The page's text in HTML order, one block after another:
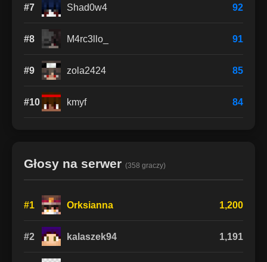
#7 Shad0w4 92
#8 M4rc3llo_ 91
#9 zola2424 85
#10 kmyf 84
Głosy na serwer (358 graczy)
#1 Orksianna 1,200
#2 kalaszek94 1,191